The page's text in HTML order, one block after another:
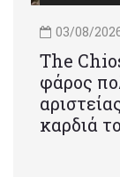
03/08/
Τhe
φάρος
καρδιά